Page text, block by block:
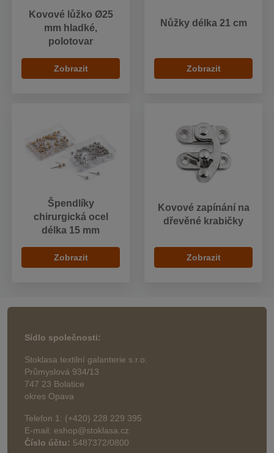
Kovové lůžko Ø25
mm hladké,
polotovar
Zobrazit
Nůžky délka 21 cm
Zobrazit
Špendlíky
chirurgická ocel
délka 15 mm
Zobrazit
Kovové zapínání na
dřevěné krabičky
Zobrazit
Sídlo společnosti:
Stoklasa textilní galanterie s.r.o.
Průmyslová 934/13
747 23 Bolatice
okres Opava
Telefon 1: (+420) 228 229 395
E-mail: eshop@stoklasa.cz
Číslo účtu: 5487372/0800